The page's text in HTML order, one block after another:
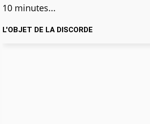
10 minutes...
L'OBJET DE LA DISCORDE